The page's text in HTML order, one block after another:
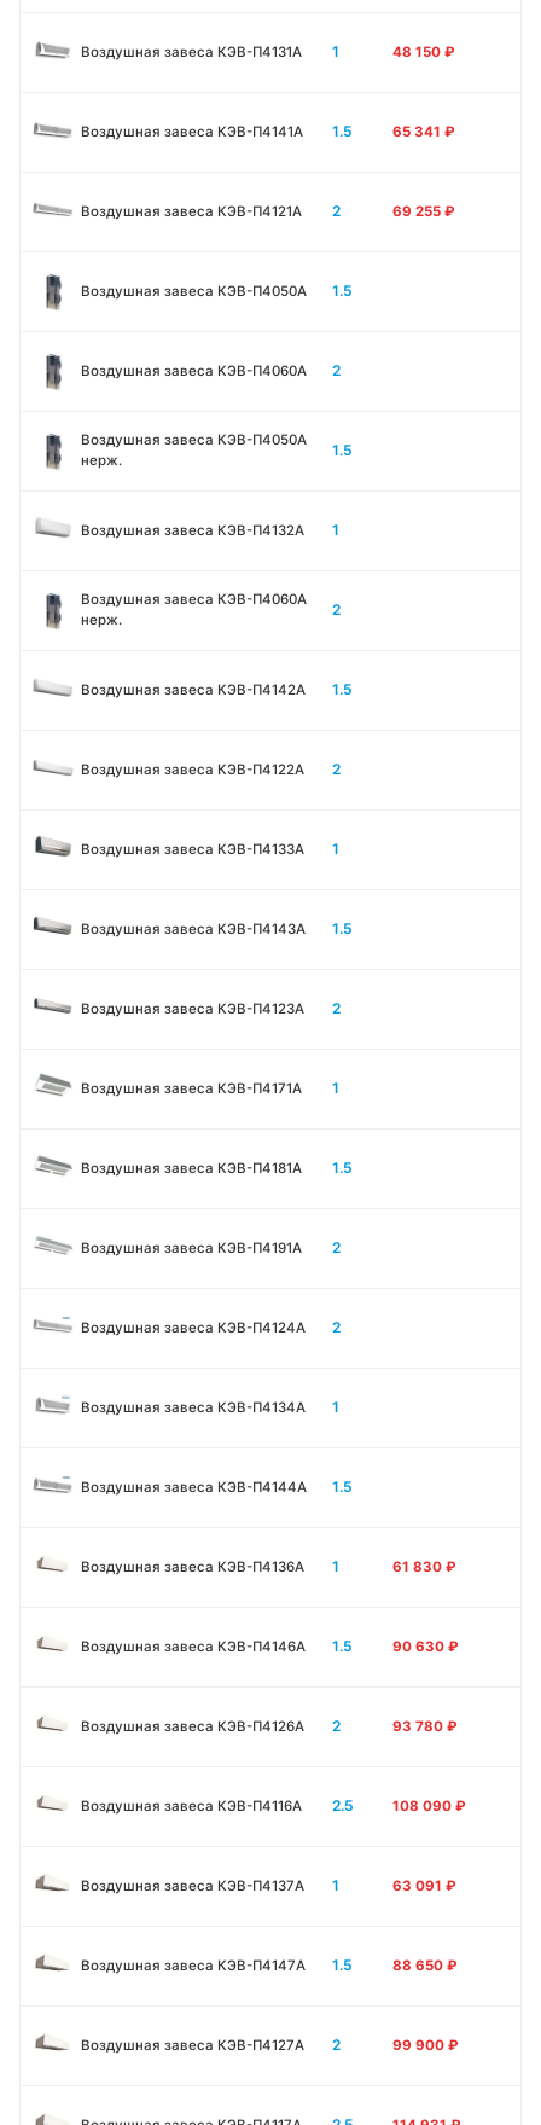
Воздушная завеса КЭВ-П4131A 1 48 150 ₽
Воздушная завеса КЭВ-П4141A 1.5 65 341 ₽
Воздушная завеса КЭВ-П4121A 2 69 255 ₽
Воздушная завеса КЭВ-П4050A 1.5
Воздушная завеса КЭВ-П4060A 2
Воздушная завеса КЭВ-П4050A
нерж.
1.5
Воздушная завеса КЭВ-П4132A 1
Воздушная завеса КЭВ-П4060A
нерж.
2
Воздушная завеса КЭВ-П4142A 1.5
Воздушная завеса КЭВ-П4122A 2
Воздушная завеса КЭВ-П4133A 1
Воздушная завеса КЭВ-П4143A 1.5
Воздушная завеса КЭВ-П4123A 2
Воздушная завеса КЭВ-П4171A 1
Воздушная завеса КЭВ-П4181A 1.5
Воздушная завеса КЭВ-П4191A 2
Воздушная завеса КЭВ-П4124A 2
Воздушная завеса КЭВ-П4134A 1
Воздушная завеса КЭВ-П4144A 1.5
Воздушная завеса КЭВ-П4136A 1 61 830 ₽
Воздушная завеса КЭВ-П4146A 1.5 90 630 ₽
Воздушная завеса КЭВ-П4126A 2 93 780 ₽
Воздушная завеса КЭВ-П4116A 2.5 108 090 ₽
Воздушная завеса КЭВ-П4137A 1 63 091 ₽
Воздушная завеса КЭВ-П4147A 1.5 88 650 ₽
Воздушная завеса КЭВ-П4127A 2 99 900 ₽